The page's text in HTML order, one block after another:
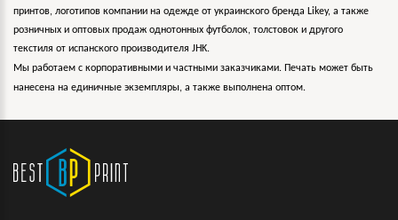
принтов, логотипов компании на одежде от украинского бренда Likey, а также
розничных и оптовых продаж однотонных футболок, толстовок и другого
текстиля от испанского производителя JHK.
Мы работаем с корпоративными и частными заказчиками. Печать может быть
нанесена на единичные экземпляры, а также выполнена оптом.